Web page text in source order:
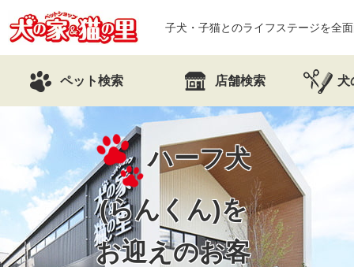
子犬・子猫とのライフステージを全
ペット検索 店舗検索 犬
ハーフ犬
(らんくん)を
お迎えのお客